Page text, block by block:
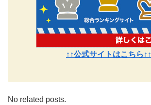
↑↑公式サイトはこちら↑↑
No related posts.